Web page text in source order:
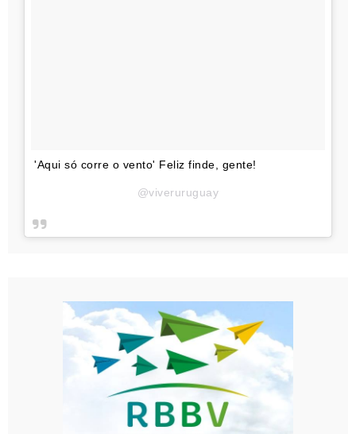
'Aqui só corre o vento' Feliz finde, gente!
@viveruruguay